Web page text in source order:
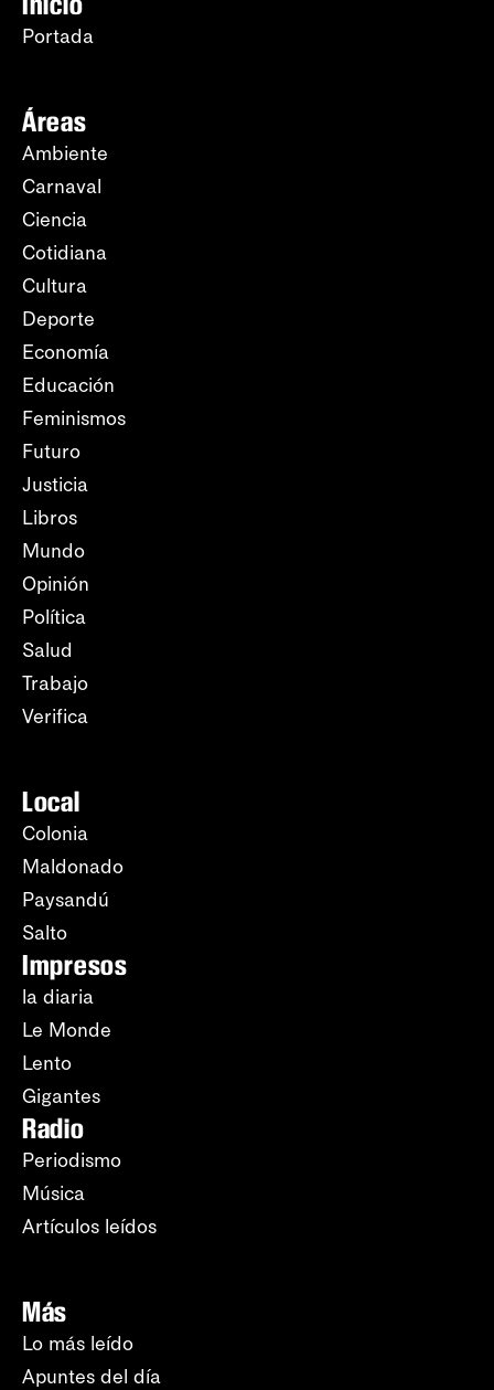
Portada
Áreas
Ambiente
Carnaval
Ciencia
Cotidiana
Cultura
Deporte
Economía
Educación
Feminismos
Futuro
Justicia
Libros
Mundo
Opinión
Política
Salud
Trabajo
Verifica
Local
Colonia
Maldonado
Paysandú
Salto
Impresos
la diaria
Le Monde
Lento
Gigantes
Radio
Periodismo
Música
Artículos leídos
Más
Lo más leído
Apuntes del día